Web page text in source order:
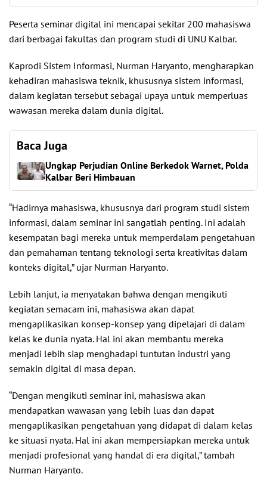
Peserta seminar digital ini mencapai sekitar 200 mahasiswa
dari berbagai fakultas dan program studi di UNU Kalbar.
Kaprodi Sistem Informasi, Nurman Haryanto, mengharapkan
kehadiran mahasiswa teknik, khususnya sistem informasi,
dalam kegiatan tersebut sebagai upaya untuk memperluas
wawasan mereka dalam dunia digital.
Baca Juga
Ungkap Perjudian Online Berkedok Warnet, Polda
Kalbar Beri Himbauan
“Hadirnya mahasiswa, khususnya dari program studi sistem
informasi, dalam seminar ini sangatlah penting. Ini adalah
kesempatan bagi mereka untuk memperdalam pengetahuan
dan pemahaman tentang teknologi serta kreativitas dalam
konteks digital,” ujar Nurman Haryanto.
Lebih lanjut, ia menyatakan bahwa dengan mengikuti
kegiatan semacam ini, mahasiswa akan dapat
mengaplikasikan konsep-konsep yang dipelajari di dalam
kelas ke dunia nyata. Hal ini akan membantu mereka
menjadi lebih siap menghadapi tuntutan industri yang
semakin digital di masa depan.
“Dengan mengikuti seminar ini, mahasiswa akan
mendapatkan wawasan yang lebih luas dan dapat
mengaplikasikan pengetahuan yang didapat di dalam kelas
ke situasi nyata. Hal ini akan mempersiapkan mereka untuk
menjadi profesional yang handal di era digital,” tambah
Nurman Haryanto.